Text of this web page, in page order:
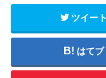
ツイート
はてブ